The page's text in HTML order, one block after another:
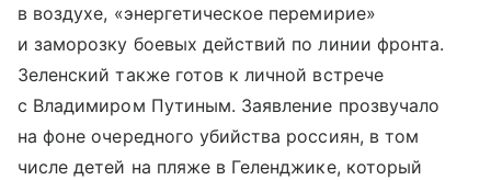
в воздухе, «энергетическое перемирие»
и заморозку боевых действий по линии фронта.
Зеленский также готов к личной встрече
с Владимиром Путиным. Заявление прозвучало
на фоне очередного убийства россиян, в том
числе детей на пляже в Геленджике, который